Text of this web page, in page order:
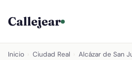
Callejear
Inicio Ciudad Real Alcázar de San